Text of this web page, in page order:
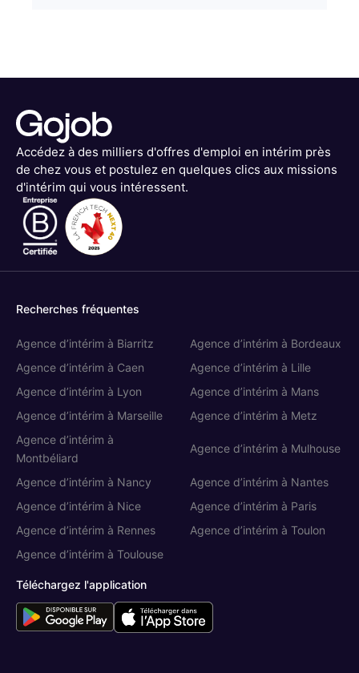
Accédez à des milliers d'offres d'emploi en intérim près
de chez vous et postulez en quelques clics aux missions
d'intérim qui vous intéressent.
Recherches fréquentes
Agence d’intérim à Biarritz
Agence d’intérim à Bordeaux
Agence d’intérim à Caen
Agence d’intérim à Lille
Agence d’intérim à Lyon
Agence d’intérim à Mans
Agence d’intérim à Marseille
Agence d’intérim à Metz
Agence d’intérim à
Montbéliard
Agence d’intérim à Mulhouse
Agence d’intérim à Nancy
Agence d’intérim à Nantes
Agence d’intérim à Nice
Agence d’intérim à Paris
Agence d’intérim à Rennes
Agence d’intérim à Toulon
Agence d’intérim à Toulouse
Téléchargez l'application